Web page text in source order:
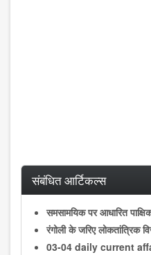
संबंधित आर्टिकल्स
समसामयिक पर आधारित
रंगोली के जरिए लोकतांत्रिक
03-04 daily current